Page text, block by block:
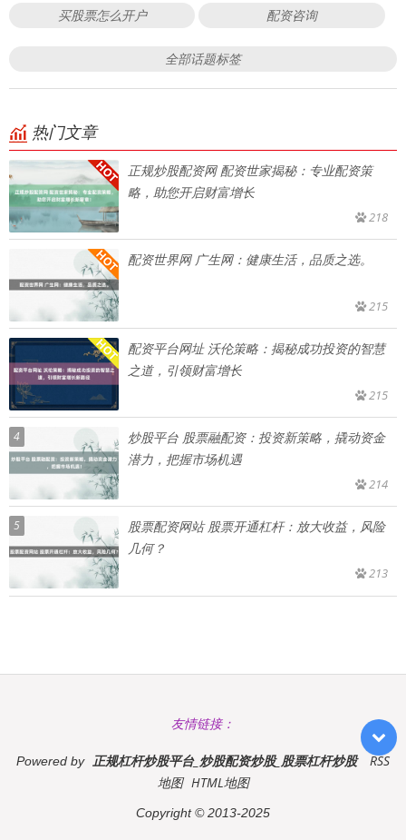
买股票怎么开户 配资咨询
全部话题标签
热门文章
正规炒股配资网 配资世家揭秘：专业配资策
略，助您开启财富增长
218
配资世界网 广生网：健康生活，品质之选。
215
配资平台网址 沃伦策略：揭秘成功投资的智慧
之道，引领财富增长
215
4
炒股平台 股票融配资：投资新策略，撬动资金
潜力，把握市场机遇
214
5
股票配资网站 股票开通杠杆：放大收益，风险
几何？
213
友情链接：
Powered by 正规杠杆炒股平台_炒股配资炒股_股票杠杆炒股
RSS
地图 HTML地图
Copyright© 2013-2025